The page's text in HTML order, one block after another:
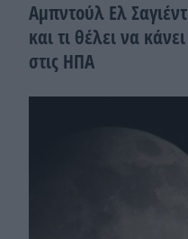
Αμπντούλ Ελ Σαγιέντ
και τι θέλει να κάνει
στις ΗΠΑ